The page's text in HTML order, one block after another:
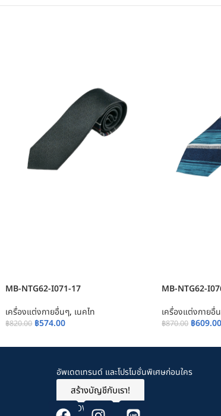
MB-NTG62-I071-17
เครื่องแต่งกายอื่นๆ, เนคไท
฿820.00 ฿574.00
MB-NTG62-
เครื่องแต่งกายอื่
฿870.00 ฿609.00
อัพเดตเทรนด์ และโปรโมชั่นพิเศษก่อนใคร
สร้างบัญชีกับเรา!
FOLLOW US